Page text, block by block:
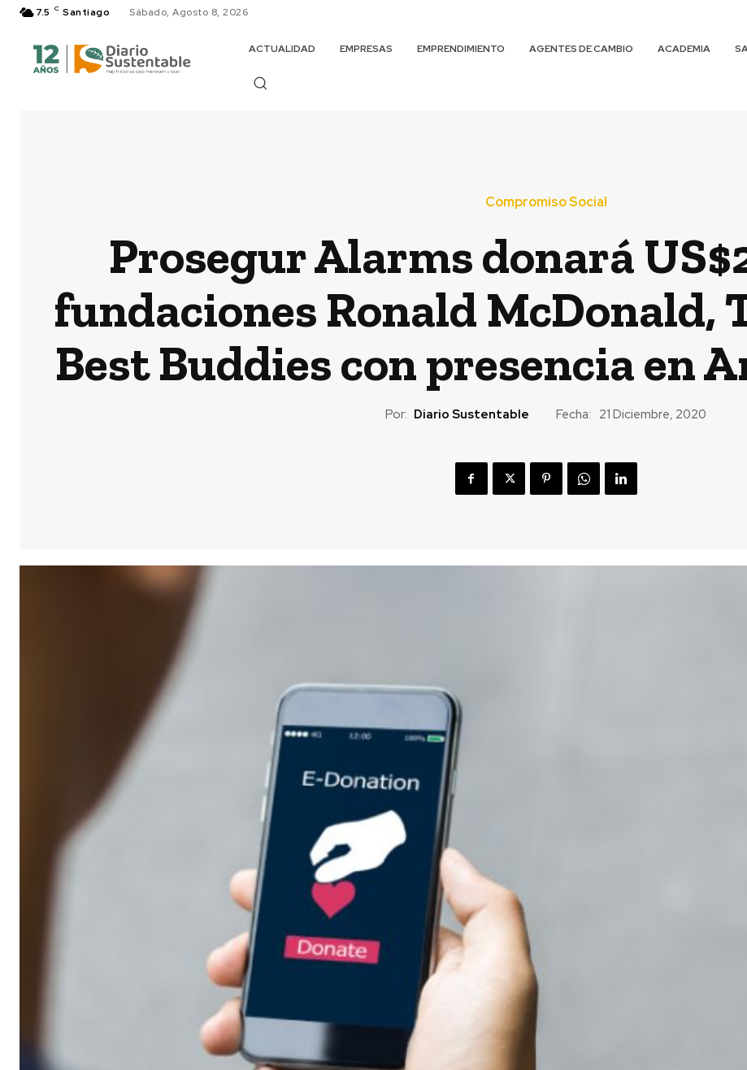
7.5 C Santiago Sábado, Agosto 8, 2026
ACTUALIDAD EMPRESAS EMPRENDIMIENTO AGENTES DE CAMBIO ACADEMIA
Compromiso Social
Prosegur Alarms donará
fundaciones Ronald McDonald,
Best Buddies con presencia en
Por: Diario Sustentable Fecha: 21 Diciembre, 2020